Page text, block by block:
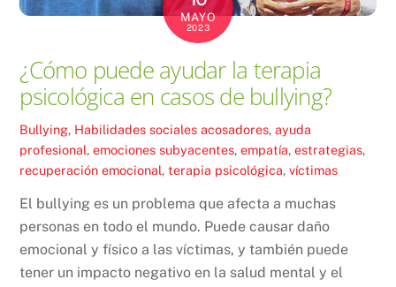
MAYO
2023
¿Cómo puede ayudar la terapia
psicológica en casos de bullying?
Bullying, Habilidades sociales acosadores,ayuda
profesional,emociones subyacentes,empatía,estrategias,
recuperación emocional,terapia psicológica,víctimas
El bullying es un problema que afecta a muchas
personas en todo el mundo. Puede causar daño
emocional y físico a las víctimas, y también puede
tener un impacto negativo en la salud mental y el